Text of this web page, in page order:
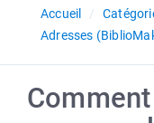
Accueil
Adresses